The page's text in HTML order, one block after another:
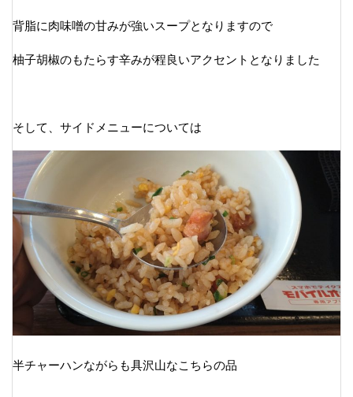
背脂に肉味噌の甘みが強いスープとなりますので
柚子胡椒のもたらす辛みが程良いアクセントとなりました
そして、サイドメニューについては
半チャーハンながらも具沢山なこちらの品